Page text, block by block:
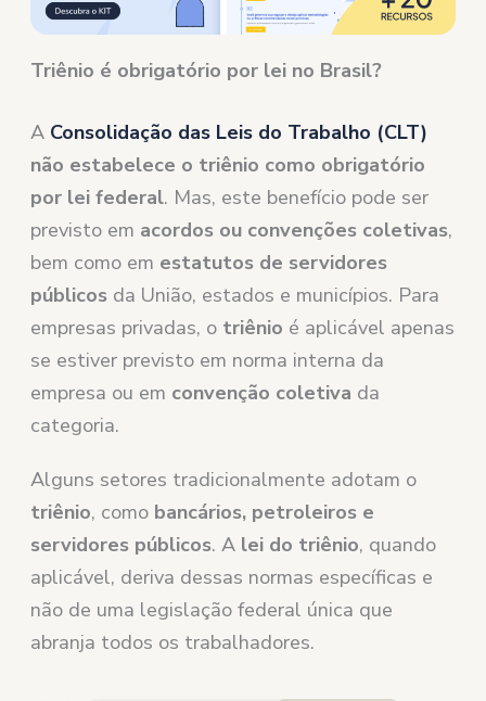
Triênio é obrigatório por lei no Brasil?
A Consolidação das Leis do Trabalho (CLT)
não estabelece o triênio como obrigatório
por lei federal. Mas, este benefício pode ser
previsto em acordos ou convenções coletivas,
bem como em estatutos de servidores
públicos da União, estados e municípios. Para
empresas privadas, o triênio é aplicável apenas
se estiver previsto em norma interna da
empresa ou em convenção coletiva da
categoria.
Alguns setores tradicionalmente adotam o
triênio, como bancários, petroleiros e
servidores públicos. A lei do triênio, quando
aplicável, deriva dessas normas específicas e
não de uma legislação federal única que
abranja todos os trabalhadores.